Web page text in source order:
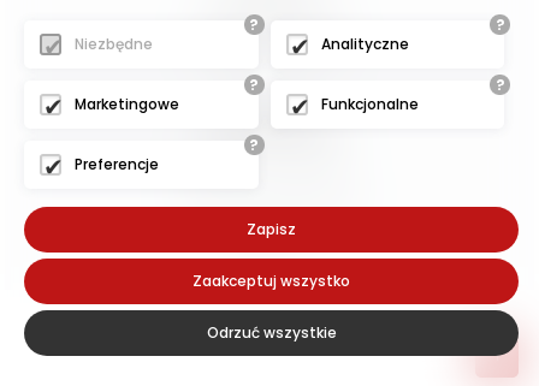
Zasłony gotowe
Zasłony na wymiar
(c)2025 -
oscarmeble.pl
Exponet
?
Niezbędne
?
Analityczne
?
Marketingowe
?
Funkcjonalne
?
Preferencje
Zapisz
Zaakceptuj wszystko
Odrzuć wszystkie